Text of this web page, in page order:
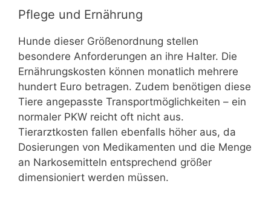
Pflege und Ernährung
Hunde dieser Größenordnung stellen
besondere Anforderungen an ihre Halter. Die
Ernährungskosten können monatlich mehrere
hundert Euro betragen. Zudem benötigen diese
Tiere angepasste Transportmöglichkeiten – ein
normaler PKW reicht oft nicht aus.
Tierarztkosten fallen ebenfalls höher aus, da
Dosierungen von Medikamenten und die Menge
an Narkosemitteln entsprechend größer
dimensioniert werden müssen.